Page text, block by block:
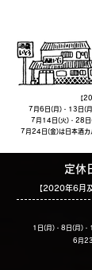
【
7月6日(月)・13日(
7月14日(火)・28日(
7月24日(金)は日本酒カ
定休
【2020年6月
1日(月)・8日(月)・
6月23